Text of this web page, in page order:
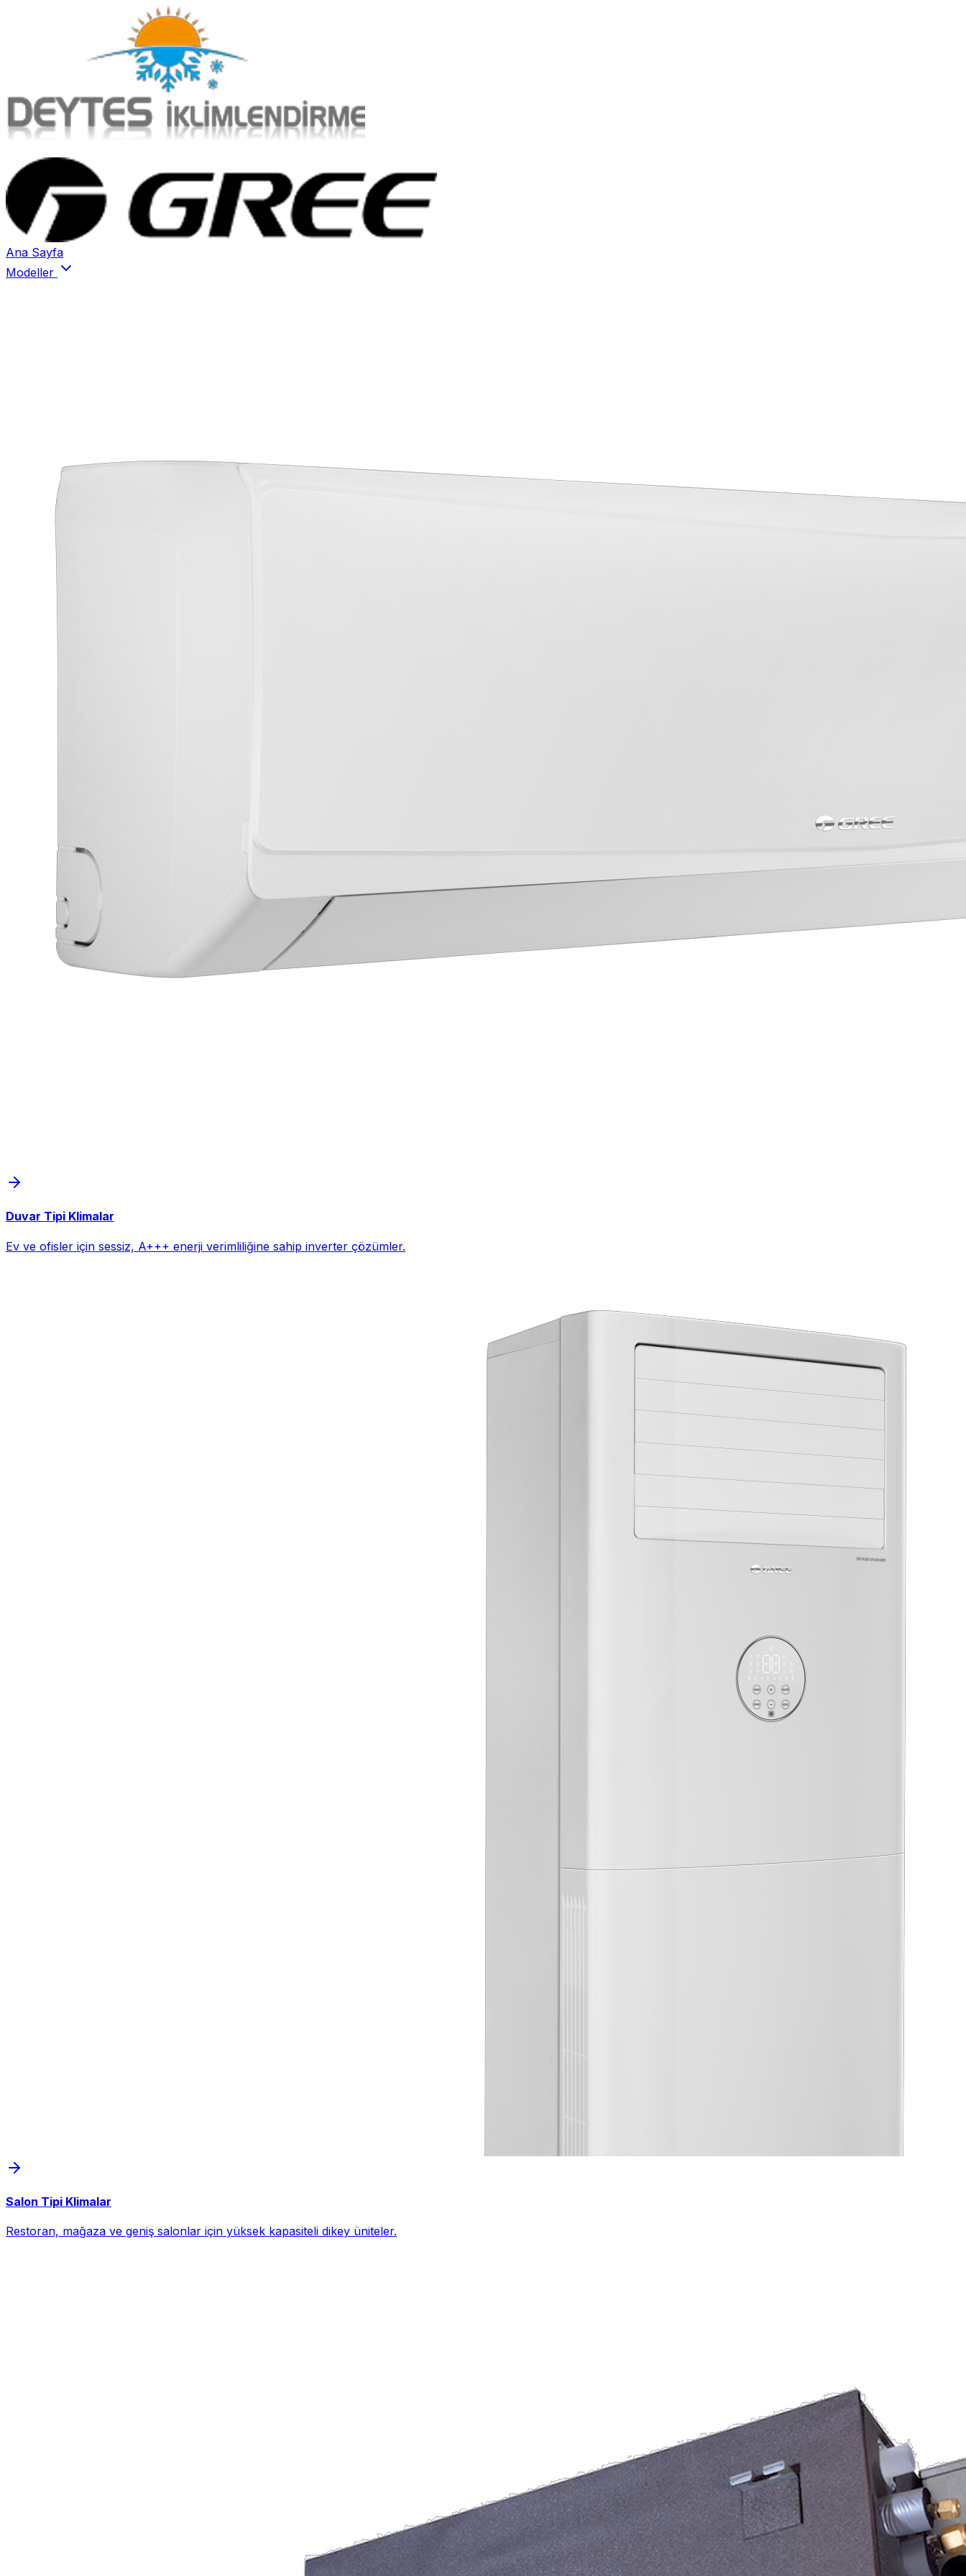
Ana Sayfa
Modeller
Duvar Tipi Klimalar
Ev ve ofisler için sessiz, A+++ enerji verimliliğine sahip inverter çözümler.
Salon Tipi Klimalar
Restoran, mağaza ve geniş salonlar için yüksek kapasiteli dikey üniteler.